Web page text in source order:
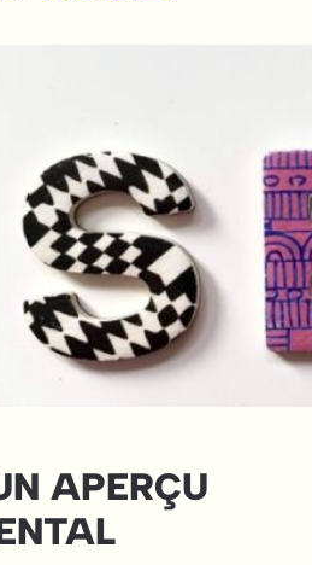
APERÇU